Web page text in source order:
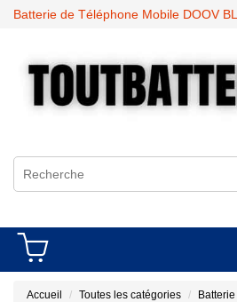
Batterie de Téléphone Mobile DOOV
Accueil Toutes les catégories